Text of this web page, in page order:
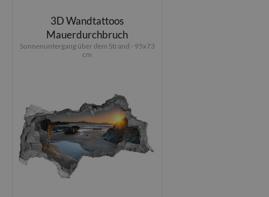
3D Wandtattoos
Mauerdurchbruch
Sonnenuntergang über dem Strand - 95x73
cm